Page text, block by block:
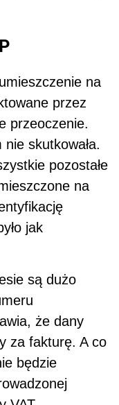
na
przez
przeoczenie.
skutkowała.
pozostałe
na
jak
są dużo
że dany
za fakturę. A co
będzie